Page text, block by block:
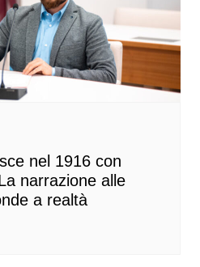
nel 1916 con
narrazione alle
a realtà